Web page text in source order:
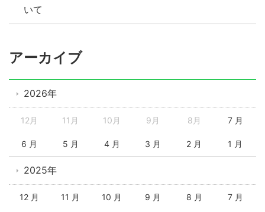
いて
アーカイブ
2026年
12月 11月 10月 9月 8月 7 月
6 月 5 月 4 月 3 月 2 月 1 月
2025年
12 月 11 月 10 月 9 月 8 月 7 月